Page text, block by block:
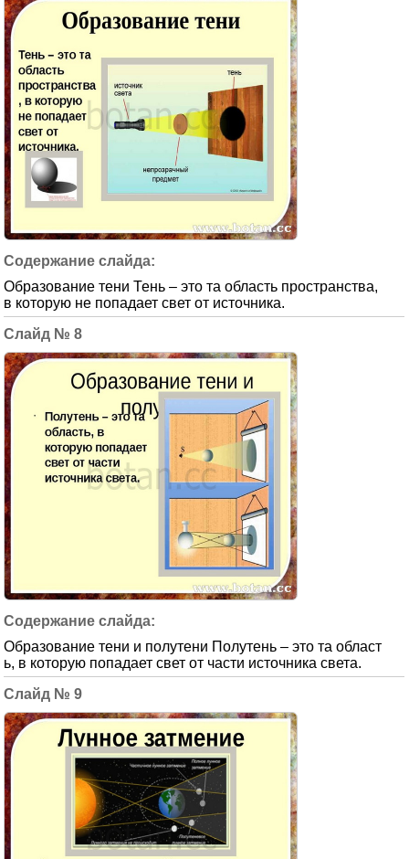
Образование тени Тень – это та область пространства,
в которую не попадает свет от источника.
8
Образование тени и полутени Полутень – это та област
ь, в которую попадает свет от части источника света.
9